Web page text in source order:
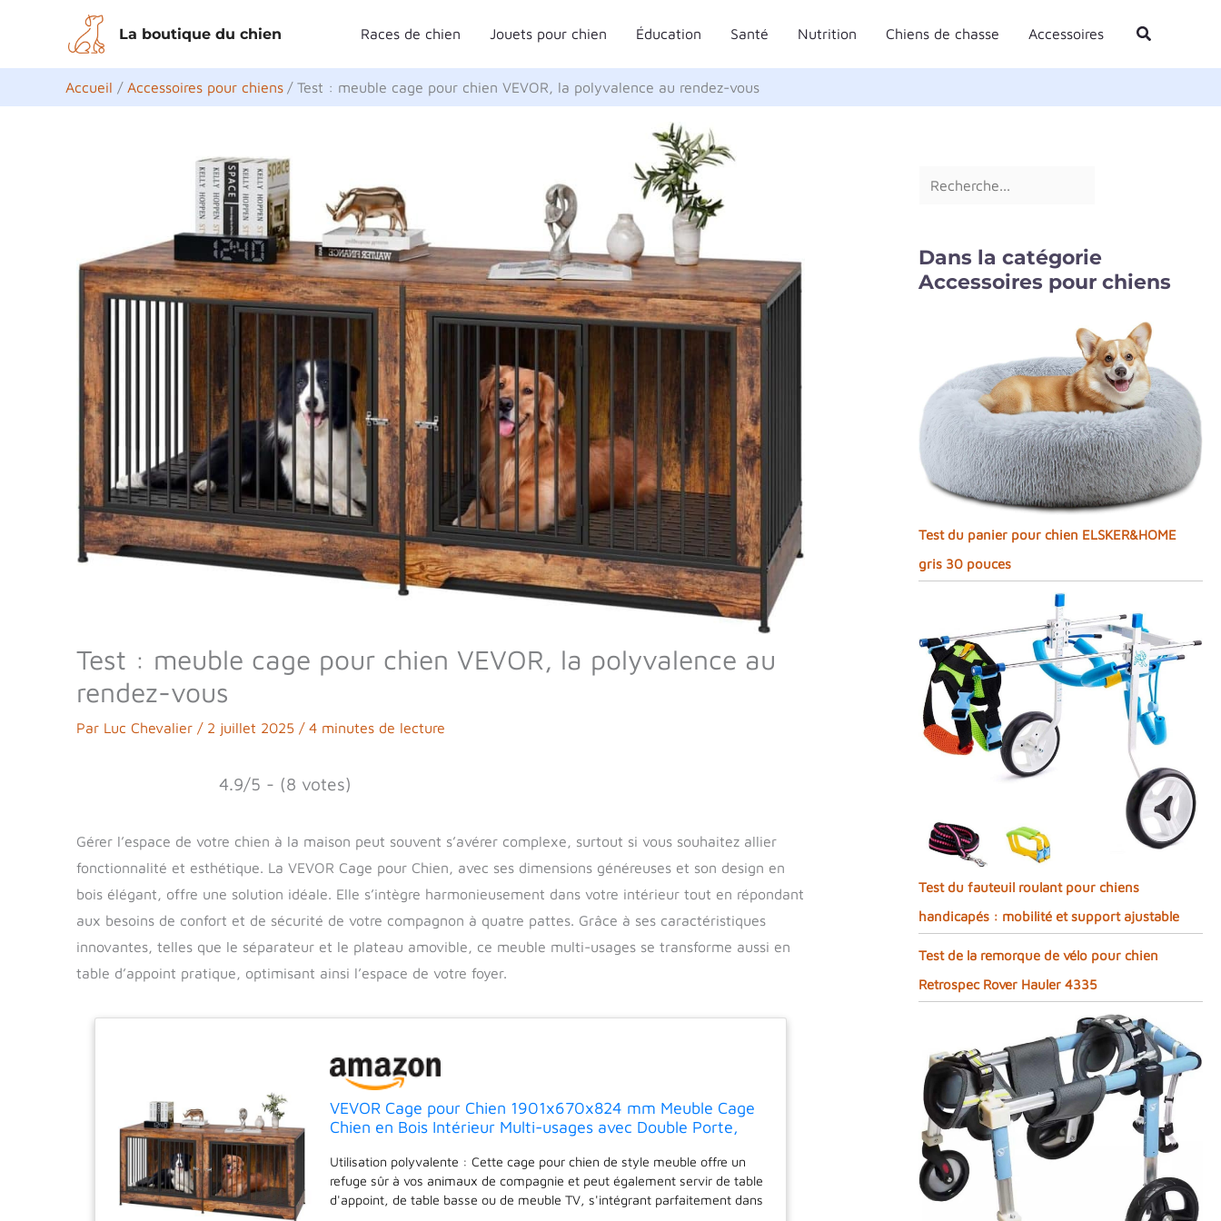
contenu
La boutique du chien Races de chien Jouets pour chien Éducation Santé Nutrition Chiens de chasse Accessoires Rechercher
Accueil Accessoires pour chiens Test : meuble cage pour chien VEVOR, la polyvalence au rendez-vous
Test : meuble cage pour chien VEVOR, la polyvalence au
rendez-vous
Par Luc Chevalier / 2 juillet 2025 / 4 minutes de lecture
4.9/5 - (8 votes)
Gérer l’espace de votre chien à la maison peut souvent s’avérer complexe, surtout si vous souhaitez allier
fonctionnalité et esthétique. La VEVOR Cage pour Chien, avec ses dimensions généreuses et son design en
bois élégant, offre une solution idéale. Elle s’intègre harmonieusement dans votre intérieur tout en répondant
aux besoins de confort et de sécurité de votre compagnon à quatre pattes. Grâce à ses caractéristiques
innovantes, telles que le séparateur et le plateau amovible, ce meuble multi-usages se transforme aussi en
table d’appoint pratique, optimisant ainsi l’espace de votre foyer.
VEVOR Cage pour Chien 1901x670x824 mm Meuble Cage
Chien en Bois Intérieur Multi-usages avec Double Porte,
de Taille Moyenne Grande, Marron
Utilisation polyvalente : Cette cage pour chien de style meuble offre un
refuge sûr à vos animaux de compagnie et peut également servir de table
d'appoint, de table basse ou de meuble TV, s'intégrant parfaitement dans
e
c
e
r
Dans la catégorie
Accessoires pour chiens
Test du panier pour chien ELSKER&HOME
gris 30 pouces
Test du fauteuil roulant pour chiens
handicapés : mobilité et support ajustable
Test de la remorque de vélo pour chien
Retrospec Rover Hauler 4335